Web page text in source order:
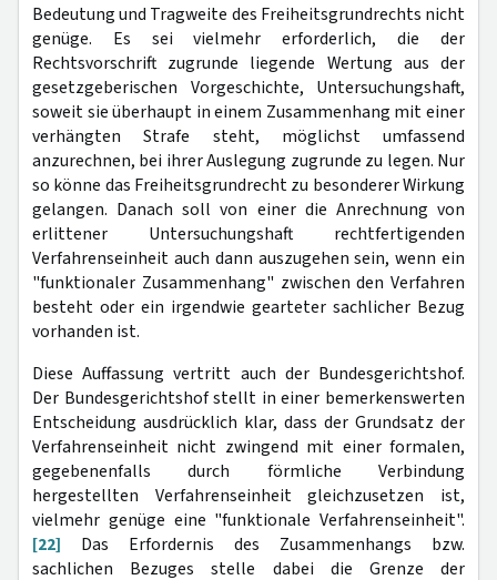
Bedeutung und Tragweite des Freiheitsgrundrechts nicht
genüge. Es sei vielmehr erforderlich, die der
Rechtsvorschrift zugrunde liegende Wertung aus der
gesetzgeberischen Vorgeschichte, Untersuchungshaft,
soweit sie überhaupt in einem Zusammenhang mit einer
verhängten Strafe steht, möglichst umfassend
anzurechnen, bei ihrer Auslegung zugrunde zu legen. Nur
so könne das Freiheitsgrundrecht zu besonderer Wirkung
gelangen. Danach soll von einer die Anrechnung von
erlittener Untersuchungshaft rechtfertigenden
Verfahrenseinheit auch dann auszugehen sein, wenn ein
"funktionaler Zusammenhang" zwischen den Verfahren
besteht oder ein irgendwie gearteter sachlicher Bezug
vorhanden ist.
Diese Auffassung vertritt auch der Bundesgerichtshof.
Der Bundesgerichtshof stellt in einer bemerkenswerten
Entscheidung ausdrücklich klar, dass der Grundsatz der
Verfahrenseinheit nicht zwingend mit einer formalen,
gegebenenfalls durch förmliche Verbindung
hergestellten Verfahrenseinheit gleichzusetzen ist,
vielmehr genüge eine "funktionale Verfahrenseinheit".
[22] Das Erfordernis des Zusammenhangs bzw.
sachlichen Bezuges stelle dabei die Grenze der